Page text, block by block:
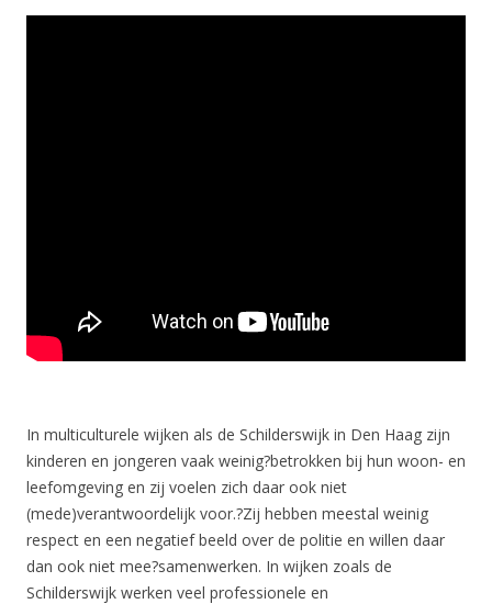
In multiculturele wijken als de Schilderswijk in Den Haag zijn
kinderen en jongeren vaak weinig?betrokken bij hun woon- en
leefomgeving en zij voelen zich daar ook niet
(mede)verantwoordelijk voor.?Zij hebben meestal weinig
respect en een negatief beeld over de politie en willen daar
dan ook niet mee?samenwerken. In wijken zoals de
Schilderswijk werken veel professionele en